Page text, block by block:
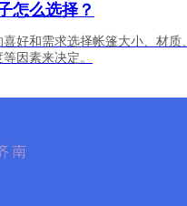
怎么选择？
好和需求选择帐篷大小、材质
因素来决定。